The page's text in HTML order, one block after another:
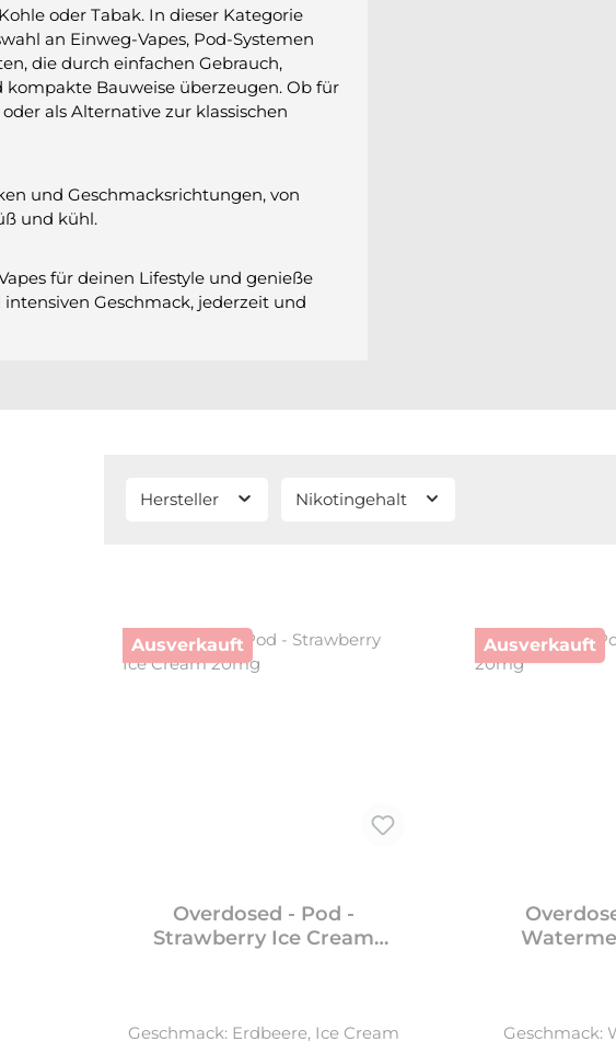
oder Tabak. In dieser Kategorie
an Einweg-Vapes, Pod-Systemen
die durch einfachen Gebrauch,
kompakte Bauweise überzeugen. Ob für
als Alternative zur klassischen
und Geschmacksrichtungen, von
und kühl.
für deinen Lifestyle und genieße
Geschmack, jederzeit und
Hersteller Nikotingehalt
Ausverkauft
Overdosed - Pod -
Strawberry Ice Cream
Geschmack: Erdbeere, Ice Cream
Ausverkauft
Geschmack: